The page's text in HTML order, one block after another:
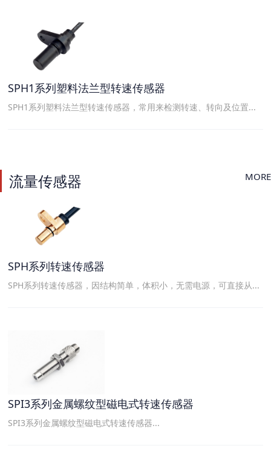
SPH1系列塑料法兰型转速传感器
SPH1系列塑料法兰型转速传感器，常用来检测转速、转向及位置...
流量传感器 MORE
SPH系列转速传感器
SPH系列转速传感器，因结构简单，体积小，无需电源，可直接从...
SPI3系列金属螺纹型磁电式转速传感器
SPI3系列金属螺纹型磁电式转速传感器...